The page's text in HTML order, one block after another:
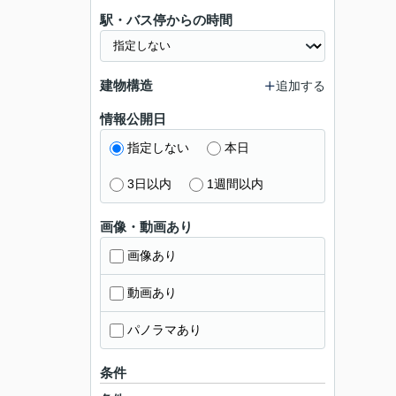
駅・バス停からの時間
建物構造 追加する
情報公開日
指定しない 本日
3日以内 1週間以内
画像・動画あり
画像あり
動画あり
パノラマあり
条件